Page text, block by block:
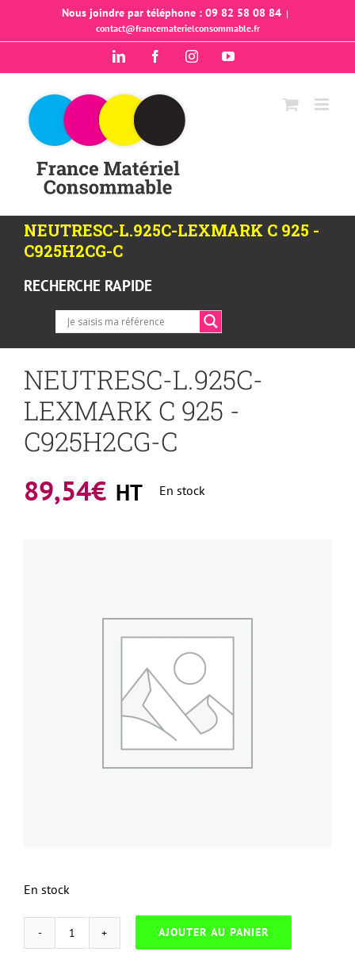
Nous joindre par téléphone : 09 82 58 08 84 |
contact@francematerielconsommable.fr
LinkedIn FacebookInstagramYouTube
NEUTRESC-L.925C-LEXMARK C 925 -
C925H2CG-C
RECHERCHE RAPIDE
NEUTRESC-L.925C-
LEXMARK C 925 -
C925H2CG-C
89,54€ HT En stock
En stock
quantité
AJOUTER AU PANIER